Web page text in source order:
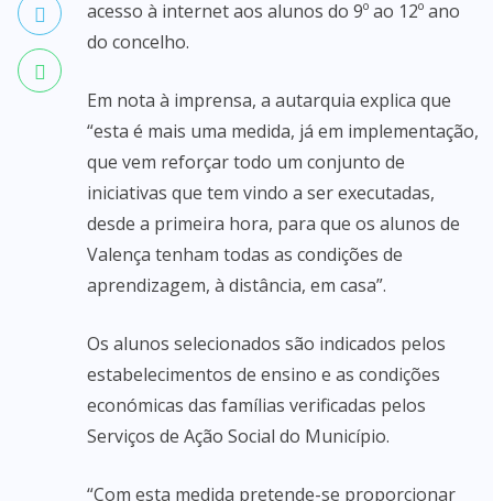
acesso à internet aos alunos do 9º ao 12º ano
do concelho.
Em nota à imprensa, a autarquia explica que
“esta é mais uma medida, já em implementação,
que vem reforçar todo um conjunto de
iniciativas que tem vindo a ser executadas,
desde a primeira hora, para que os alunos de
Valença tenham todas as condições de
aprendizagem, à distância, em casa”.
Os alunos selecionados são indicados pelos
estabelecimentos de ensino e as condições
económicas das famílias verificadas pelos
Serviços de Ação Social do Município.
“Com esta medida pretende-se proporcionar